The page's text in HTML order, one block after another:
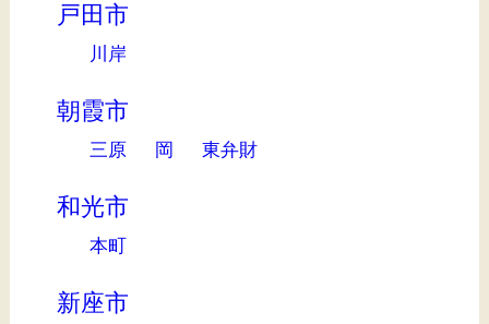
戸田市
川岸
朝霞市
三原 岡 東弁財
和光市
本町
新座市